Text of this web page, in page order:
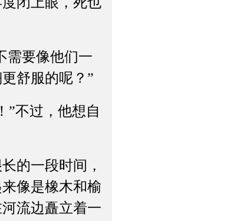
要像他们一
舒服的呢？”
不过，他想自
的一段时间，
像是橡木和榆
流边矗立着一